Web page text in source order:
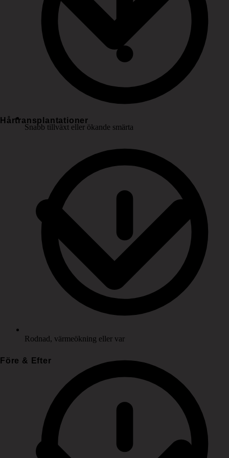
Hårtransplantationer
Före & Efter
Snabb tillväxt eller ökande smärta
Rodnad, värmeökning eller var